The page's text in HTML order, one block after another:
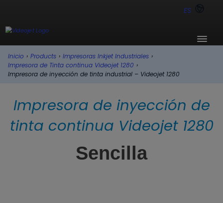
ES
Inicio › Products › Impresoras Inkjet Industriales ›
Impresora de Tinta continua Videojet 1280 ›
Impresora de inyección de tinta industrial – Videojet 1280
Impresora de inyección de
tinta continua Videojet 1280
Sencilla